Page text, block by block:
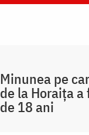
Minunea pe
de la Horaița
de 18 ani